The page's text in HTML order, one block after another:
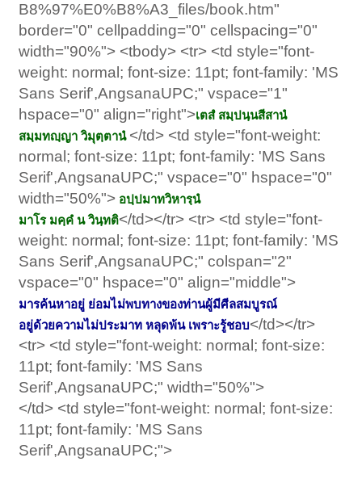
B8%97%E0%B8%A3_files/book.htm"
border="0" cellpadding="0" cellspacing="0"
width="90%"> <tbody> <tr> <td style="font-
weight: normal; font-size: 11pt; font-family: 'MS
Sans Serif',AngsanaUPC;" vspace="1"
hspace="0" align="right">เตสํ สมฺปนฺนสีสานํ
สมฺมทญฺญา วิมุตฺตานํ </td> <td style="font-weight:
normal; font-size: 11pt; font-family: 'MS Sans
Serif',AngsanaUPC;" vspace="0" hspace="0"
width="50%"> อปฺปมาทวิหารฺนํ
มาโร มคฺคํ น วินฺทติ</td></tr> <tr> <td style="font-
weight: normal; font-size: 11pt; font-family: 'MS
Sans Serif',AngsanaUPC;" colspan="2"
vspace="0" hspace="0" align="middle">
มารค้นหาอยู่ ย่อมไม่พบทางของท่านผู้มีศีลสมบูรณ์
อยู่ด้วยความไม่ประมาท หลุดพ้น เพราะรู้ชอบ</td></tr>
<tr> <td style="font-weight: normal; font-size:
11pt; font-family: 'MS Sans
Serif',AngsanaUPC;" width="50%">
</td> <td style="font-weight: normal; font-size:
11pt; font-family: 'MS Sans
Serif',AngsanaUPC;">